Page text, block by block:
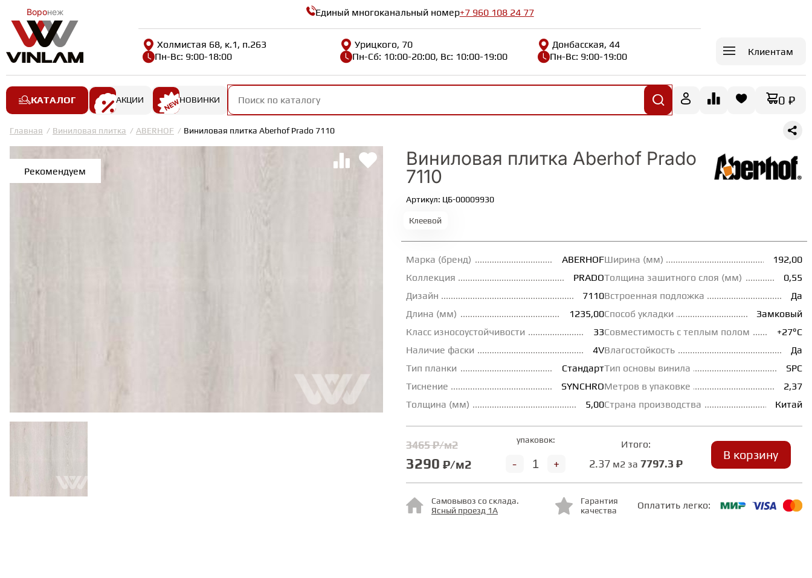
Воронеж Единый многоканальный номер+7 960 108 24 77
Холмистая 68, к.1, п.263
Пн-Вс: 9:00-18:00
Урицкого, 70
Пн-Сб: 10:00-20:00, Вс: 10:00-19:00
Донбасская, 44
Пн-Вс: 9:00-19:00
Клиентам
КАТАЛОГ АКЦИИ НОВИНКИ 0 ₽
Главная Виниловая плитка ABERHOF Виниловая плитка Aberhof Prado 7110
Виниловая плитка Aberhof Prado
7110
Артикул: ЦБ-00009930
Клеевой
Марка (бренд)
ABERHOF
Коллекция
PRADO
Дизайн
7110
Длина (мм)
1235,00
Класс износоустойчивости
33
Наличие фаски
4V
Тип планки
Стандарт
Тиснение
SYNCHRO
Толщина (мм)
5,00
Ширина (мм)
192,00
Толщина зашитного слоя (мм)
0,55
Встроенная подложка
Да
Способ укладки
Замковый
Совместимость с теплым полом
+27°С
Влагостойкость
Да
Тип основы винила
SPC
Метров в упаковке
2,37
Страна производства
Китай
3465 ₽/м2
3290 ₽/м2
упаковок:
+
-
Итого:
2.37м2 за 7797.3 ₽
В корзину
Самовывоз со склада.
Ясный проезд 1А
Гарантия
качества
Оплатить легко: